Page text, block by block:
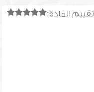
تقييم المادة: